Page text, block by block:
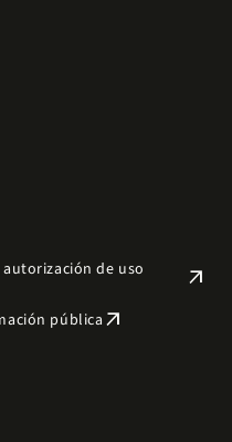
de uso
arrow_outward
pública arrow_outward